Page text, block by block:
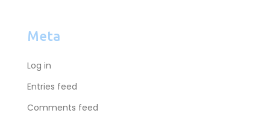
Meta
Log in
Entries feed
Comments feed